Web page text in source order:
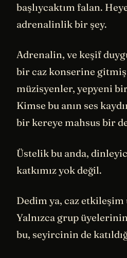
başlıycaktım falan.
adrenalinlik bir şey.
Adrenalin, ve keşif
bir caz konserine
müzisyenler, yepyeni
Kimse bu anın ses
bir kereye mahsus bir
Üstelik bu anda,
katkımız yok değil.
Dedim ya, caz
Yalnızca grup
bu, seyircinin de